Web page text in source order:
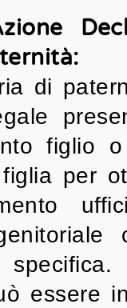
di
figlio
per
essere